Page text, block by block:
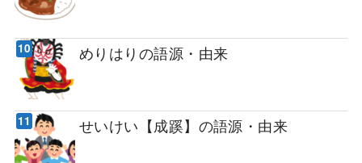
めりはりの語源・由来
せいけい【成蹊】の語源・由来